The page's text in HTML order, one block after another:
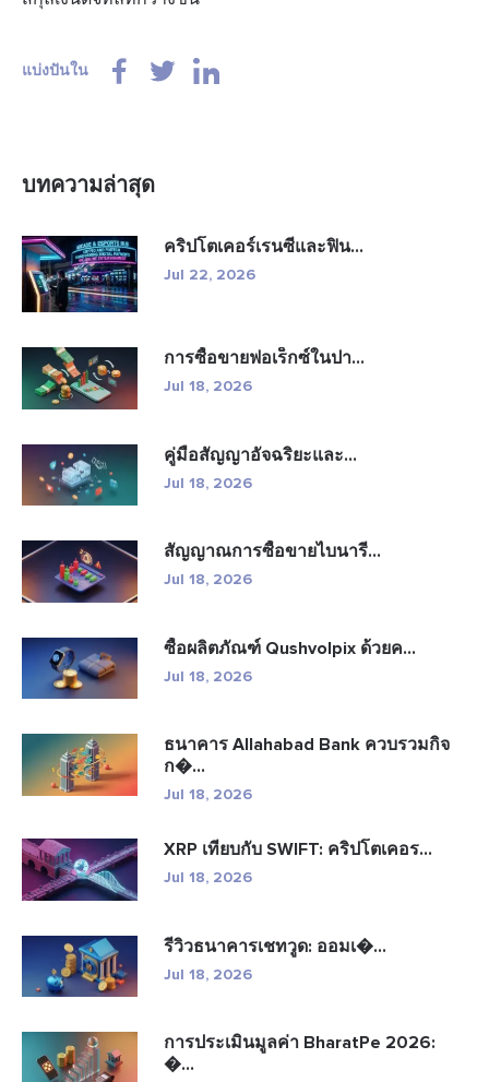
แบ่งปันใน
บทความล่าสุด
คริปโตเคอร์เรนซีและฟิน...
Jul 22, 2026
การซื้อขายฟอเร็กซ์ในปา...
Jul 18, 2026
คู่มือสัญญาอัจฉริยะและ...
Jul 18, 2026
สัญญาณการซื้อขายไบนารี...
Jul 18, 2026
ซื้อผลิตภัณฑ์ Qushvolpix ด้วยค...
Jul 18, 2026
ธนาคาร Allahabad Bank ควบรวมกิจ
ก�...
Jul 18, 2026
XRP เทียบกับ SWIFT: คริปโตเคอร...
Jul 18, 2026
รีวิวธนาคารเชทวูด: ออมเ�...
Jul 18, 2026
การประเมินมูลค่า BharatPe 2026:
�...